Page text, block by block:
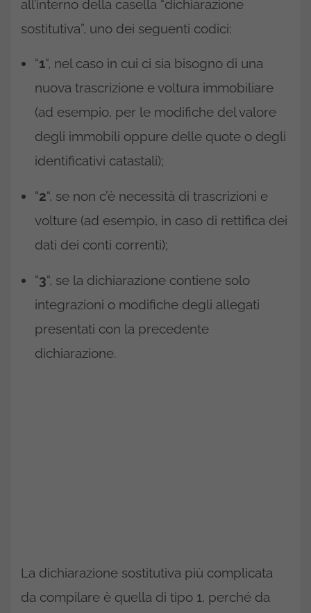
all’interno della casella “dichiarazione
sostitutiva”, uno dei seguenti codici:
“1“, nel caso in cui ci sia bisogno di una
nuova trascrizione e voltura immobiliare
(ad esempio, per le modifiche del valore
degli immobili oppure delle quote o degli
identificativi catastali);
“2“, se non c’è necessità di trascrizioni e
volture (ad esempio, in caso di rettifica dei
dati dei conti correnti);
“3“, se la dichiarazione contiene solo
integrazioni o modifiche degli allegati
presentati con la precedente
dichiarazione.
La dichiarazione sostitutiva più complicata
da compilare è quella di tipo 1, perché da